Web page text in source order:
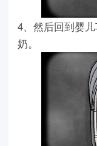
4、然后回到婴
奶。